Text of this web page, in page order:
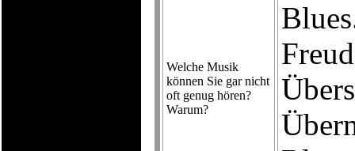
Welche Musik
können Sie gar nicht
oft genug hören?
Warum?